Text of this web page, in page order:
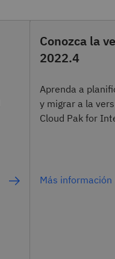
Conozca la
2022.4
Aprenda a
y migrar a la
Cloud Pak for
Más información